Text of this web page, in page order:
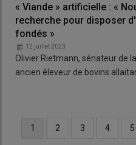
« Viande » artificielle : «
recherche pour disposer
fondés »
12 juillet 2023
Olivier Rietmann, sénateur de
ancien éleveur de bovins
Page
1 Page
2 Page
3 Page
4 5